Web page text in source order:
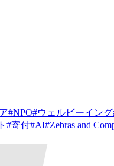
#NPO#ウェルビーイング
#寄付#AI#Zebras and